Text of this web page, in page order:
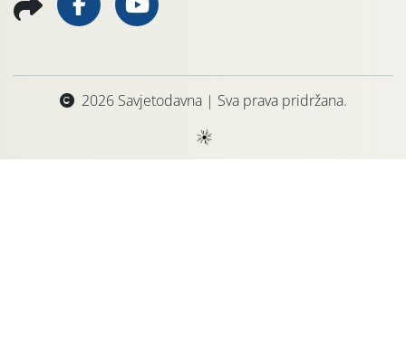
2026 Savjetodavna | Sva prava pridržana.